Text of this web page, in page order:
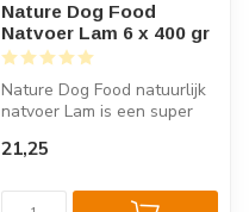
Nature Dog Food
Natvoer Lam 6 x 400 gr
Nature Dog Food natuurlijk
natvoer Lam is een super
natvoer...
21,25